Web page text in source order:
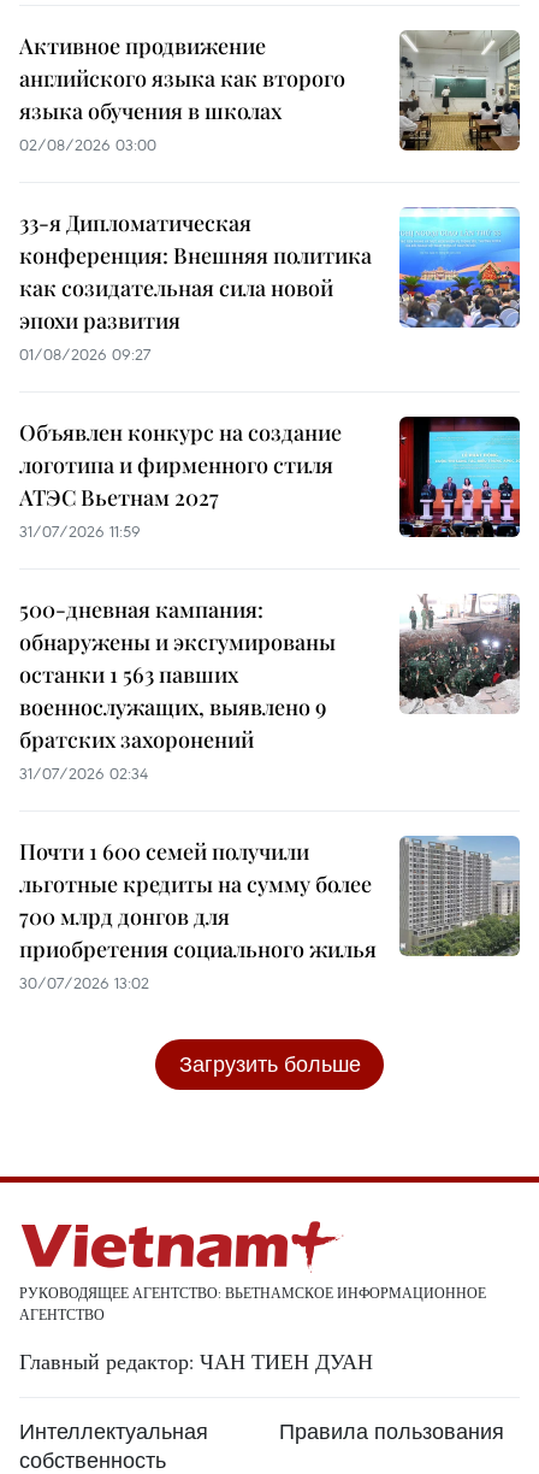
Активное продвижение
английского языка как второго
языка обучения в школах
02/08/2026 03:00
33-я Дипломатическая
конференция: Внешняя политика
как созидательная сила новой
эпохи развития
01/08/2026 09:27
Объявлен конкурс на создание
логотипа и фирменного стиля
АТЭС Вьетнам 2027
31/07/2026 11:59
500-дневная кампания:
обнаружены и эксгумированы
останки 1 563 павших
военнослужащих, выявлено 9
братских захоронений
31/07/2026 02:34
Почти 1 600 семей получили
льготные кредиты на сумму более
700 млрд донгов для
приобретения социального жилья
30/07/2026 13:02
Загрузить больше
РУКОВОДЯЩЕЕ АГЕНТСТВО: ВЬЕТНАМСКОЕ ИНФОРМАЦИОННОЕ
АГЕНТСТВО
Главный редактор: ЧАН ТИЕН ДУАН
Интеллектуальная
собственность
Правила пользования